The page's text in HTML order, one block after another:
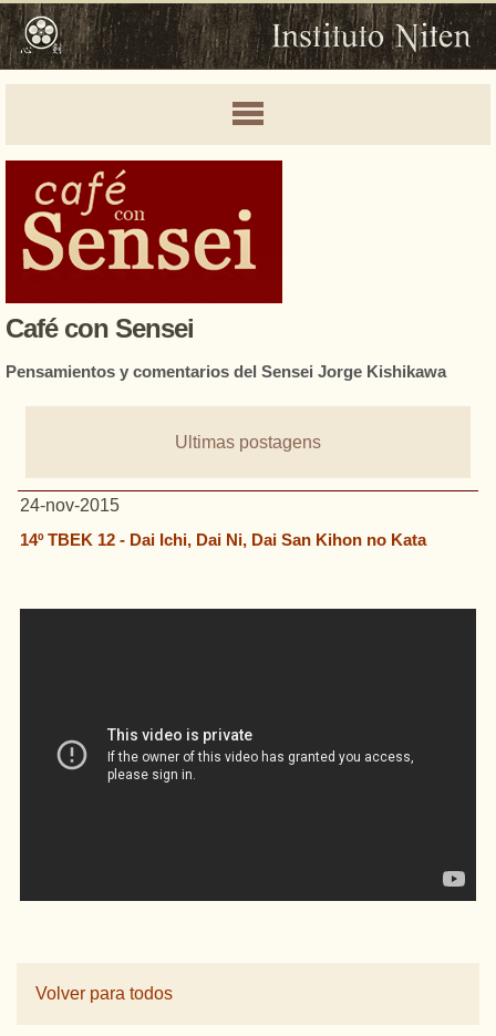
Café con Sensei
Pensamientos y comentarios del Sensei Jorge Kishikawa
Ultimas postagens
24-nov-2015
14º TBEK 12 - Dai Ichi, Dai Ni, Dai San Kihon no Kata
Volver para todos